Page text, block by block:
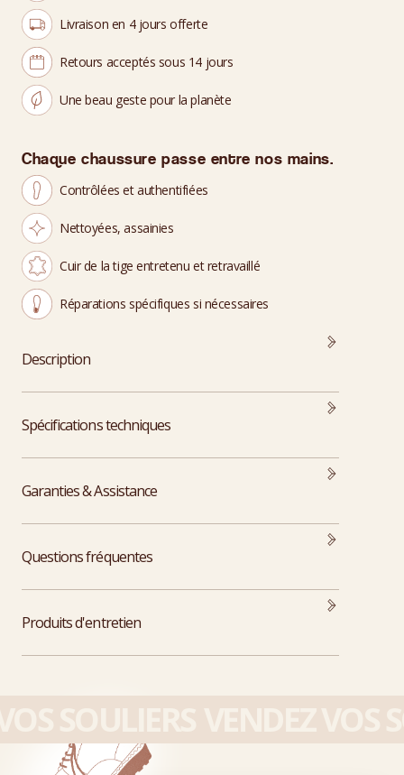
Livraison en 4 jours offerte
Retours acceptés sous 14 jours
Une beau geste pour la planète
Chaque chaussure passe entre nos mains.
Contrôlées et authentifiées
Nettoyées, assainies
Cuir de la tige entretenu et retravaillé
Réparations spécifiques si nécessaires
Description
Spécifications techniques
Garanties & Assistance
Questions fréquentes
Produits d'entretien